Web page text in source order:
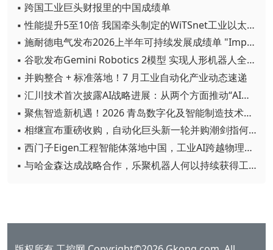
▪ 跨国工业巨头财报里的中国成绩单
▪ 性能提升5至10倍 我国牵头制定的WiTSnet工业以太网国际标准正式发布
▪ 施耐德电气发布2026上半年可持续发展成绩单 "Impact 2030"路线图开局稳健
▪ 谷歌发布Gemini Robotics 2模型 实现人形机器人全身智能控制突破
▪ 并购整合 + 标准落地！7 月工业自动化产业动态速递
▪ 汇川技术首次披露AI战略进展：从两个方面推动“AI业务化”落地
▪ 聚焦智造新机遇！2026 青岛数字化及智能制造技术论坛圆满落幕
▪ 相继宣布重磅收购，自动化巨头新一轮并购潮剑指何方？
▪ 西门子Eigen工程智能体落地中国，工业AI跨越物理世界“确定性”拐点
▪ 与哈金森达成战略合作，乐聚机器人何以持续获得工业巨头青睐？